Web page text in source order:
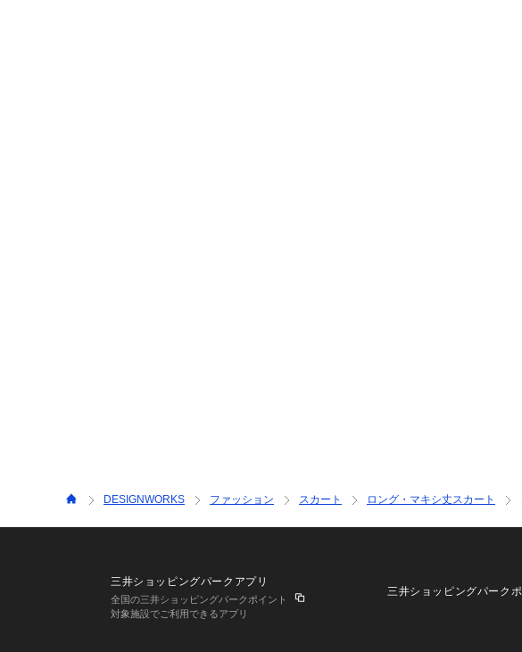
DESIGNWORKS ファッション スカート ロング・マキシ丈スカート
三井ショッピングパークアプリ
全国の三井ショッピングパークポイント
対象施設でご利用できるアプリ
三井ショッピングパークポ